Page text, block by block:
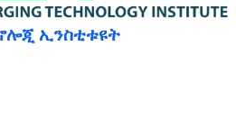
ኢንስቲቱዩት